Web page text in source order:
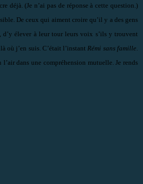
déjà. (Je n’ai pas de réponse à cette question.)
De ceux qui aiment croire qu’il y a des gens
élever à leur tour leurs voix s’ils y trouvent
où j’en suis. C’était l’instant Rémi sans famille
dans une compréhension mutuelle. Je rends